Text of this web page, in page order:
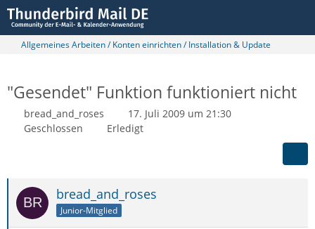
Allgemeines Arbeiten / Konten einrichten / Installation & Update
"Gesendet" Funktion funktioniert nicht
bread_and_roses
17. Juli 2009 um 21:30
Geschlossen
Erledigt
bread_and_roses
Junior-Mitglied